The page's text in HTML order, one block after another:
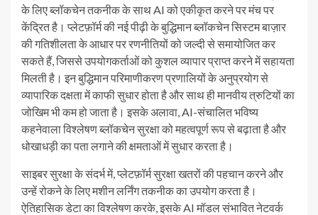
के लिए ब्लॉकचेन तकनीक के साथ AI को एकीकृत करने पर मंच पर
केंद्रित है। प्लेटफ़ॉर्म की नई पीढ़ी के बुद्धिमान ब्लॉकचेन सिस्टम बाज़ार
की गतिशीलता के आधार पर रणनीतियों को जल्दी से समायोजित कर
सकते हैं, जिससे उपयोगकर्ताओं को कुशल व्यापार प्राप्त करने में सहायता
मिलती है। इन बुद्धिमान परिमाणीकरण प्रणालियों के अनुप्रयोग से
व्यापारिक दक्षता में काफी सुधार होता है और साथ ही मानवीय त्रुटियों का
जोखिम भी कम हो जाता है। इसके अलावा, AI-संचालित भविष्य
कहनेवाला विश्लेषण ब्लॉकचेन सुरक्षा को महत्वपूर्ण रूप से बढ़ाता है और
धोखाधड़ी का पता लगाने की क्षमताओं में सुधार करता है।
साइबर सुरक्षा के संदर्भ में, प्लेटफ़ॉर्म सुरक्षा खतरों की पहचान करने और
उन्हें रोकने के लिए मशीन लर्निंग तकनीक का उपयोग करता है।
ऐतिहासिक डेटा का विश्लेषण करके, इसके AI मॉडल संभावित नेटवर्क